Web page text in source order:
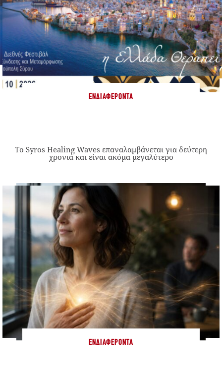
ΕΝΔΙΑΦΈΡΟΝΤΑ
Το Syros Healing Waves επαναλαμβάνεται για δεύτερη
χρονιά και είναι ακόμα μεγαλύτερο
ΕΝΔΙΑΦΈΡΟΝΤΑ